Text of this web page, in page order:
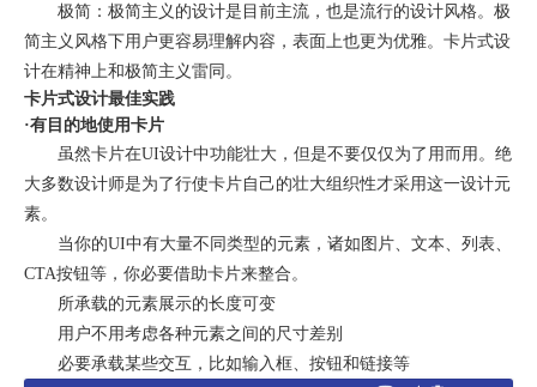
极简：极简主义的设计是目前主流，也是流行的设计风格。极
简主义风格下用户更容易理解内容，表面上也更为优雅。卡片式设
计在精神上和极简主义雷同。
卡片式设计最佳实践
·有目的地使用卡片
虽然卡片在UI设计中功能壮大，但是不要仅仅为了用而用。绝
大多数设计师是为了行使卡片自己的壮大组织性才采用这一设计元
素。
当你的UI中有大量不同类型的元素，诸如图片、文本、列表、
CTA按钮等，你必要借助卡片来整合。
所承载的元素展示的长度可变
用户不用考虑各种元素之间的尺寸差别
必要承载某些交互，比如输入框、按钮和链接等